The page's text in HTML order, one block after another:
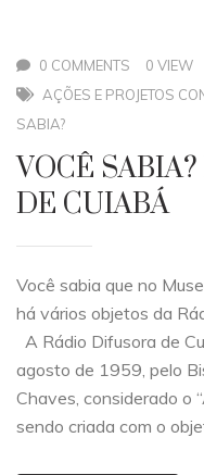
0 COMMENTS
0 VIEW
AÇÕES E PROJETOS
SABIA?
VOCÊ
DE CUIABÁ
Você sabia que no
há vários objetos da
A Rádio Difusora de
agosto de 1959, pelo
Chaves, considerado o
sendo criada com o